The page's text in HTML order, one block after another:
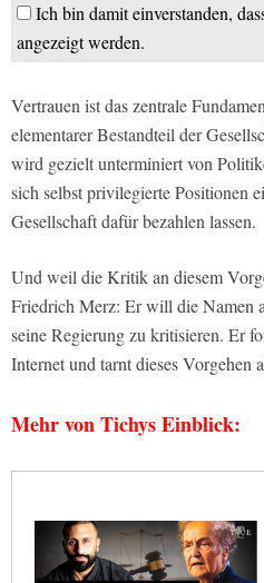
Ich bin damit einverstanden,
angezeigt werden.
Vertrauen ist das zentrale
elementarer Bestandteil der
wird gezielt unterminiert von
sich selbst privilegierte Positionen
Gesellschaft dafür bezahlen lassen.
Und weil die Kritik an diesem
Friedrich Merz: Er will die Namen
seine Regierung zu kritisieren. Er
Internet und tarnt dieses Vorgehen
Mehr von Tichys Einblick: